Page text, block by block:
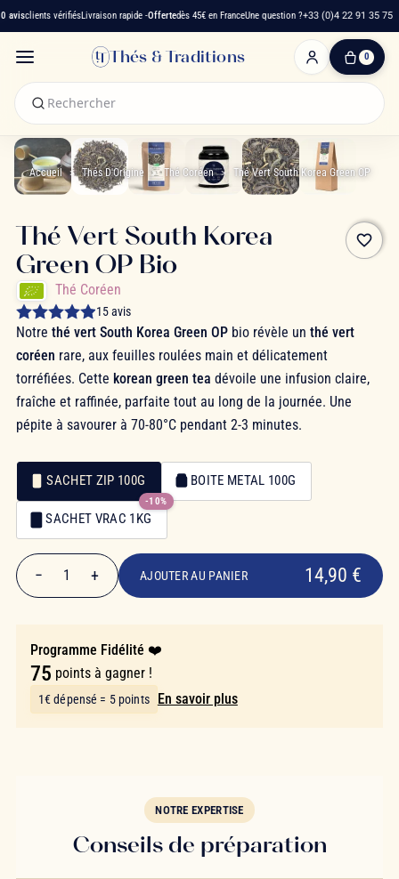
clients vérifiésLivraison rapide -Offertedès 45€ en FranceUne question ?+33 (0)4 22 91 35 75
Thés & Traditions 0
0
Mon
panier
Accueil Thés D'Origine Thé Coréen Thé Vert South Korea Green OP
favorite_border
Thé Vert South Korea
Green OP Bio
Thé Coréen
15 avis
Notre thé vert South Korea Green OPbio révèle un thé vert
coréen rare, aux feuilles roulées main et délicatement
torréfiées. Cette korean green tea dévoile une infusion claire,
fraîche et raffinée, parfaite tout au long de la journée. Une
pépite à savourer à 70-80°C pendant 2-3 minutes.
Emballage
Emballage
SACHET ZIP 100G BOITE METAL 100G
SACHET VRAC 1KG
-10%
14,90 €
− 1 + AJOUTER AU PANIER 14,90 €
Programme Fidélité ❤️
75 points à gagner !
1€ dépensé = 5 points En savoir plus
NOTRE EXPERTISE
Conseils de préparation